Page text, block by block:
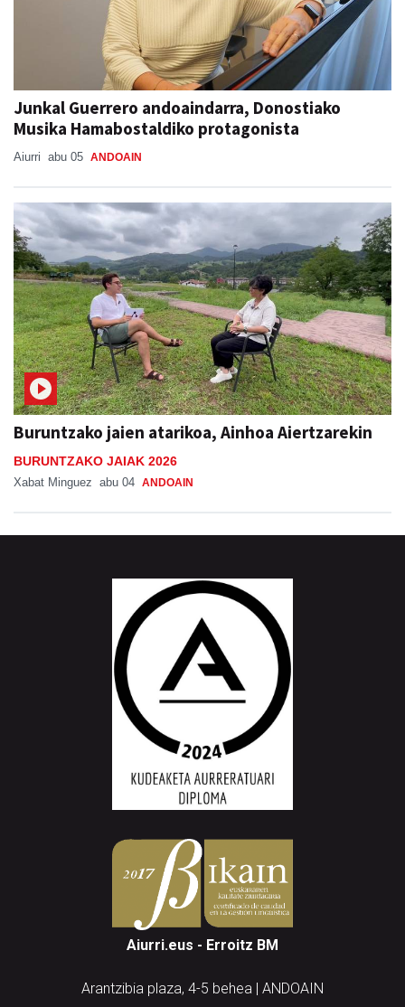
Junkal Guerrero andoaindarra, Donostiako
Musika Hamabostaldiko protagonista
Aiurri abu 05 ANDOAIN
Buruntzako jaien atarikoa, Ainhoa Aiertzarekin
BURUNTZAKO JAIAK 2026
Xabat Minguez abu 04 ANDOAIN
Aiurri.eus - Erroitz BM
Arantzibia plaza, 4-5 behea | ANDOAIN